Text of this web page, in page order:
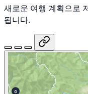
새로운 여행 계획으로
됩니다.